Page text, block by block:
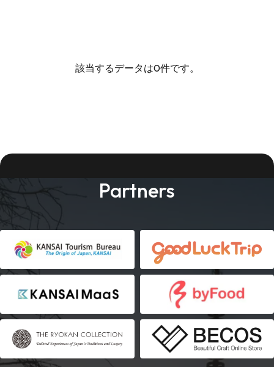
該当するデータは0件です。
Partners